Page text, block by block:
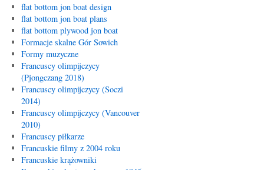
flat bottom jon boat design
flat bottom jon boat plans
flat bottom plywood jon boat
Formacje skalne Gór Sowich
Formy muzyczne
Francuscy olimpijczycy
(Pjongczang 2018)
Francuscy olimpijczycy (Soczi
2014)
Francuscy olimpijczycy (Vancouver
2010)
Francuscy piłkarze
Francuskie filmy z 2004 roku
Francuskie krążowniki